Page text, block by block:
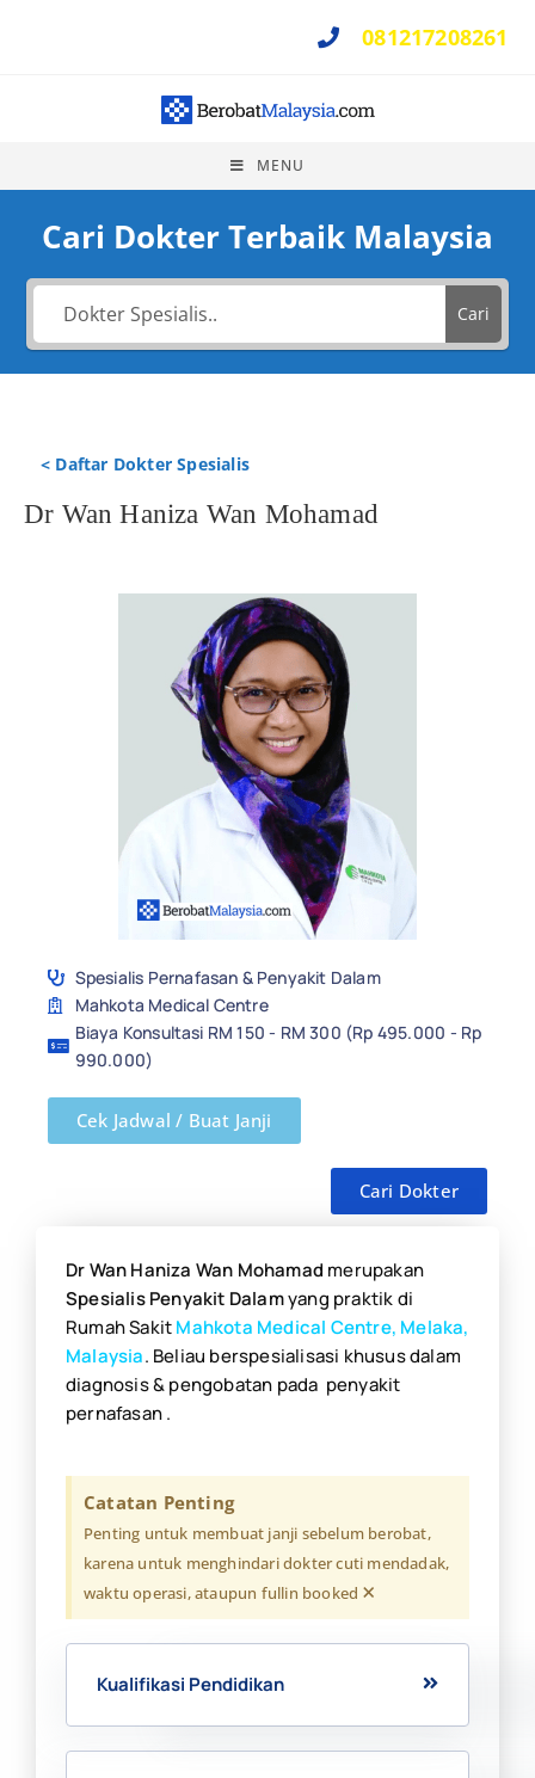
081217208261
MENU
Cari Dokter Terbaik Malaysia
Cari
< Daftar Dokter Spesialis
Dr Wan Haniza Wan Mohamad
Spesialis Pernafasan & Penyakit Dalam
Mahkota Medical Centre
Biaya Konsultasi RM 150 - RM 300 (Rp 495.000 - Rp
990.000)
Cek Jadwal / Buat Janji
Cari Dokter
Dr Wan Haniza Wan Mohamad merupakan
Spesialis Penyakit Dalamyang praktik di
Rumah SakitMahkota Medical Centre, Melaka,
Malaysia. Beliau berspesialisasi khusus dalam
diagnosis & pengobatan pada penyakit
pernafasan .
Catatan Penting
Penting untuk membuat janji sebelum berobat,
karena untuk menghindari dokter cuti mendadak,
waktu operasi, ataupun fullin booked ×
Kualifikasi Pendidikan